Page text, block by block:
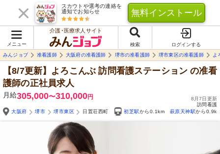
スカウトや選考の連絡を
通知でお知らせ
無料インストール
メニュー
介護･医療求人サイト
検索
ログインする
みんジョブ
准看護師 大阪府の准看護師 堺市の准看護師 堺市東区の准看護師 よ
【8/7更新】よろこんぶ 訪問看護ステーション の准看
護師の正社員求人
月給305,000〜310,000円
8月7日更新
訪問看護
大阪府
堺市 堺市東区 日置荘西町 初芝駅から0.1km 萩原天神駅から